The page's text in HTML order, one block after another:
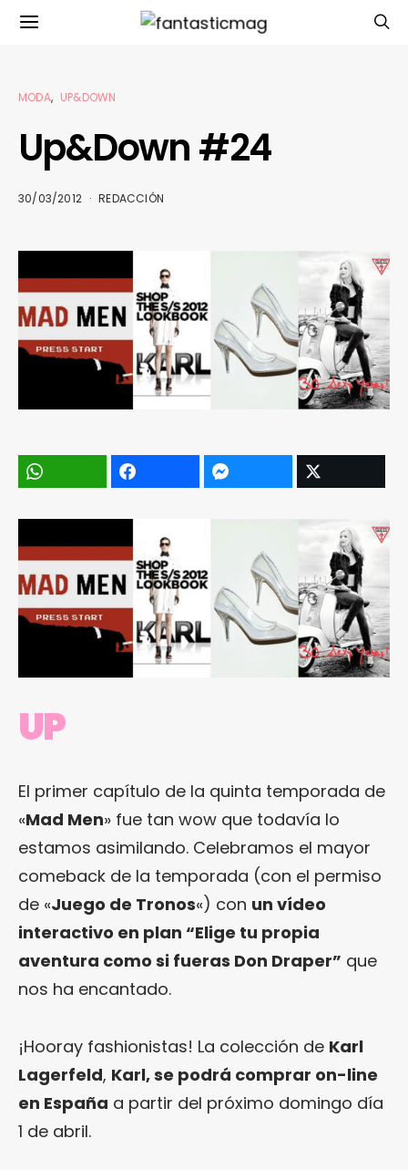
MODA UP&DOWN
Up&Down #24
30/03/2012 REDACCIÓN
UP
El primer capítulo de la quinta temporada de
«Mad Men» fue tan wow que todavía lo
estamos asimilando. Celebramos el mayor
comeback de la temporada (con el permiso
de «Juego de Tronos«) con un vídeo
interactivo en plan “Elige tu propia
aventura como si fueras Don Draper” que
nos ha encantado.
¡Hooray fashionistas! La colección de Karl
Lagerfeld, Karl, se podrá comprar on-line
en España a partir del próximo domingo día
1 de abril.